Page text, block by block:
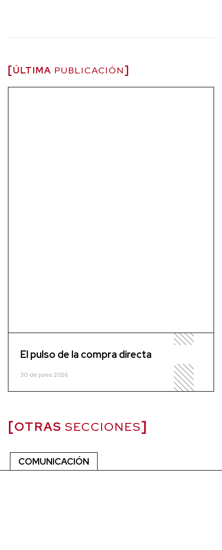
ÚLTIMA PUBLICACIÓN
El pulso de la compra directa
30 de junio 2026
OTRAS SECCIONES
COMUNICACIÓN